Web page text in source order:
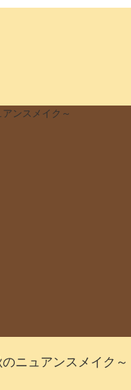
ニュアンスメイク～